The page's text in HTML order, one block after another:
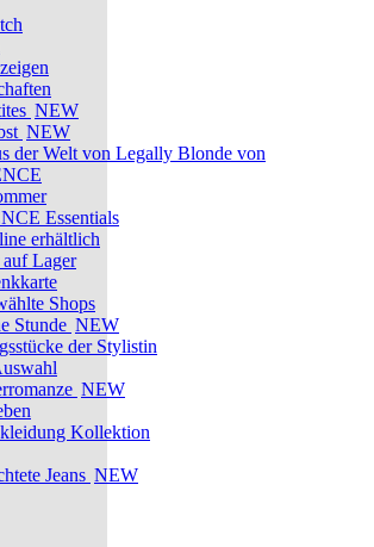
NEW
NEW
der Welt von Legally Blonde von
Essentials
erhältlich
Lager
Shops
Stunde NEW
der Stylistin
NEW
Kollektion
Jeans NEW